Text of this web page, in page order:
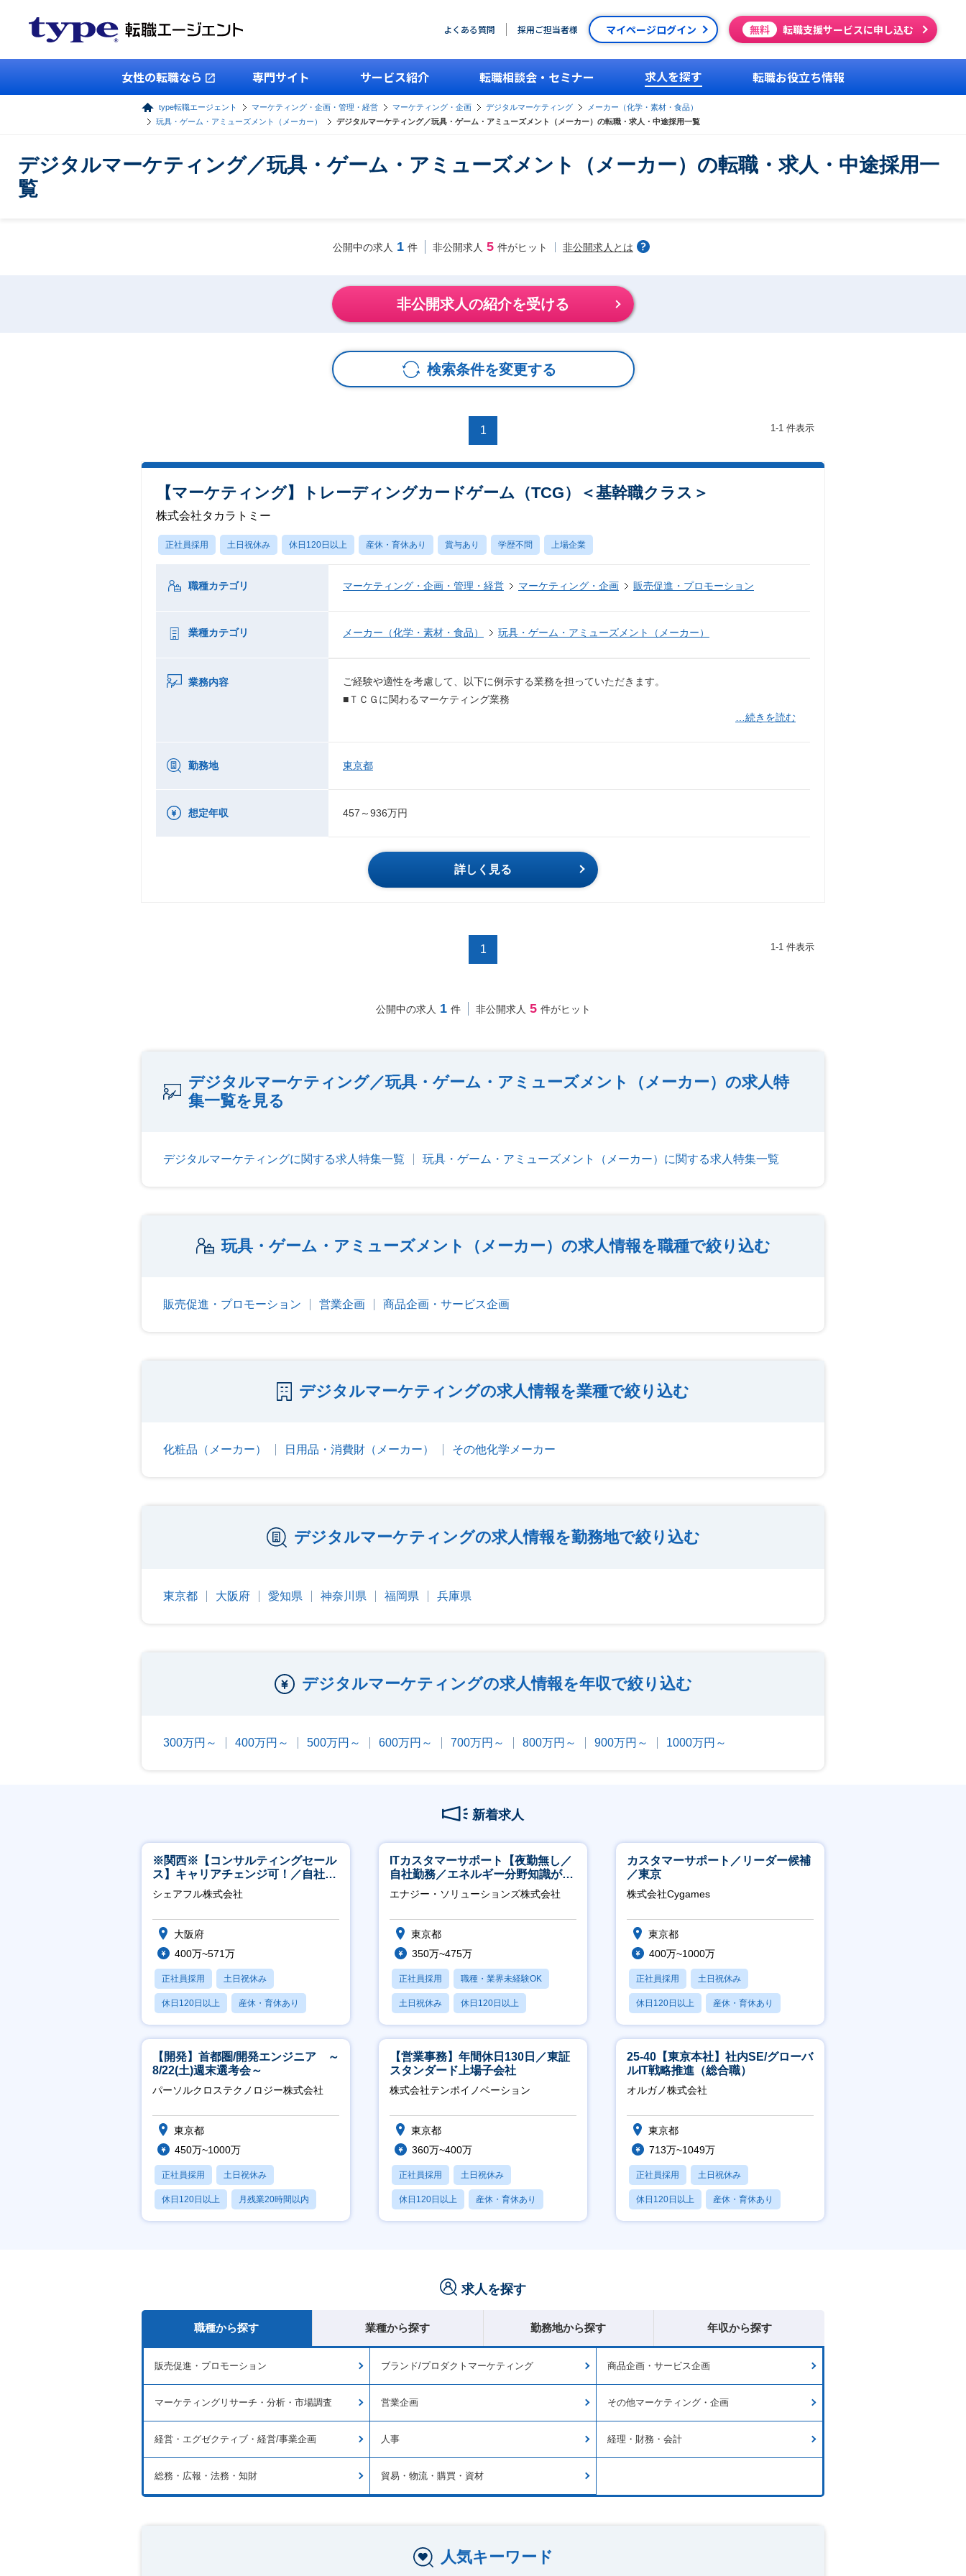
よくある質問 採用ご担当者様 マイページログイン 無料 転職支援サービスに申し込む
女性の転職なら 専門サイト サービス紹介 転職相談会・セミナー 求人を探す 転職お役立ち情報
type転職エージェント マーケティング・企画・管理・経営 マーケティング・企画 デジタルマーケティング
メーカー（化学・素材・食品）
玩具・ゲーム・アミューズメント（メーカー）
デジタルマーケティング／玩具・ゲーム・アミューズメント（メーカー）の転職・求人・中途採用一覧
デジタルマーケティング／玩具・ゲーム・アミューズメント（メーカー）の転職・求人・中途採用一
覧
公開中の求人 1 件 非公開求人 5 件がヒット 非公開求人とは
非公開求人の紹介を受ける
検索条件を変更する
1 1-1 件表示
【マーケティング】トレーディングカードゲーム（TCG）＜基幹職クラス＞
株式会社タカラトミー
正社員採用 土日祝休み 休日120日以上 産休・育休あり 賞与あり 学歴不問 上場企業
職種カテゴリ マーケティング・企画・管理・経営 マーケティング・企画 販売促進・プロモーション
業種カテゴリ メーカー（化学・素材・食品） 玩具・ゲーム・アミューズメント（メーカー）
業務内容
ご経験や適性を考慮して、以下に例示する業務を担っていただきます。
■ＴＣＧに関わるマーケティング業務
…続きを読む
勤務地 東京都
想定年収 457～936万円
詳しく見る
1 1-1 件表示
公開中の求人 1 件 非公開求人 5 件がヒット
デジタルマーケティング／玩具・ゲーム・アミューズメント（メーカー）の求人特
集一覧を見る
デジタルマーケティングに関する求人特集一覧 玩具・ゲーム・アミューズメント（メーカー）に関する求人特集一覧
玩具・ゲーム・アミューズメント（メーカー）の求人情報を職種で絞り込む
販売促進・プロモーション 営業企画 商品企画・サービス企画
デジタルマーケティングの求人情報を業種で絞り込む
化粧品（メーカー） 日用品・消費財（メーカー） その他化学メーカー
デジタルマーケティングの求人情報を勤務地で絞り込む
東京都 大阪府 愛知県 神奈川県 福岡県 兵庫県
デジタルマーケティングの求人情報を年収で絞り込む
300万円～ 400万円～ 500万円～ 600万円～ 700万円～ 800万円～ 900万円～ 1000万円～
新着求人
※関西※【コンサルティングセール
ス】キャリアチェンジ可！／自社サ
ービス『シェアフル』の営業
シェアフル株式会社
大阪府
400万~571万
正社員採用 土日祝休み
休日120日以上 産休・育休あり
賞与あり
ITカスタマーサポート【夜勤無し／
自社勤務／エネルギー分野知識が身
につきます】
エナジー・ソリューションズ株式会社
東京都
350万~475万
正社員採用 職種・業界未経験OK
土日祝休み 休日120日以上
産休・育休あり
カスタマーサポート／リーダー候補
／東京
株式会社Cygames
東京都
400万~1000万
正社員採用 土日祝休み
休日120日以上 産休・育休あり
月残業20時間以内
【開発】首都圏/開発エンジニア ～
8/22(土)週末選考会～
パーソルクロステクノロジー株式会社
東京都
450万~1000万
正社員採用 土日祝休み
休日120日以上 月残業20時間以内
賞与あり
【営業事務】年間休日130日／東証
スタンダード上場子会社
株式会社テンポイノベーション
東京都
360万~400万
正社員採用 土日祝休み
休日120日以上 産休・育休あり
賞与あり
25-40【東京本社】社内SE/グローバ
ルIT戦略推進（総合職）
オルガノ株式会社
東京都
713万~1049万
正社員採用 土日祝休み
休日120日以上 産休・育休あり
月残業20時間以内
求人を探す
職種から探す 業種から探す 勤務地から探す 年収から探す
販売促進・プロモーション ブランド/プロダクトマーケティング 商品企画・サービス企画
マーケティングリサーチ・分析・市場調査 営業企画 その他マーケティング・企画
経営・エグゼクティブ・経営/事業企画 人事 経理・財務・会計
総務・広報・法務・知財 貿易・物流・購買・資材
人気キーワード